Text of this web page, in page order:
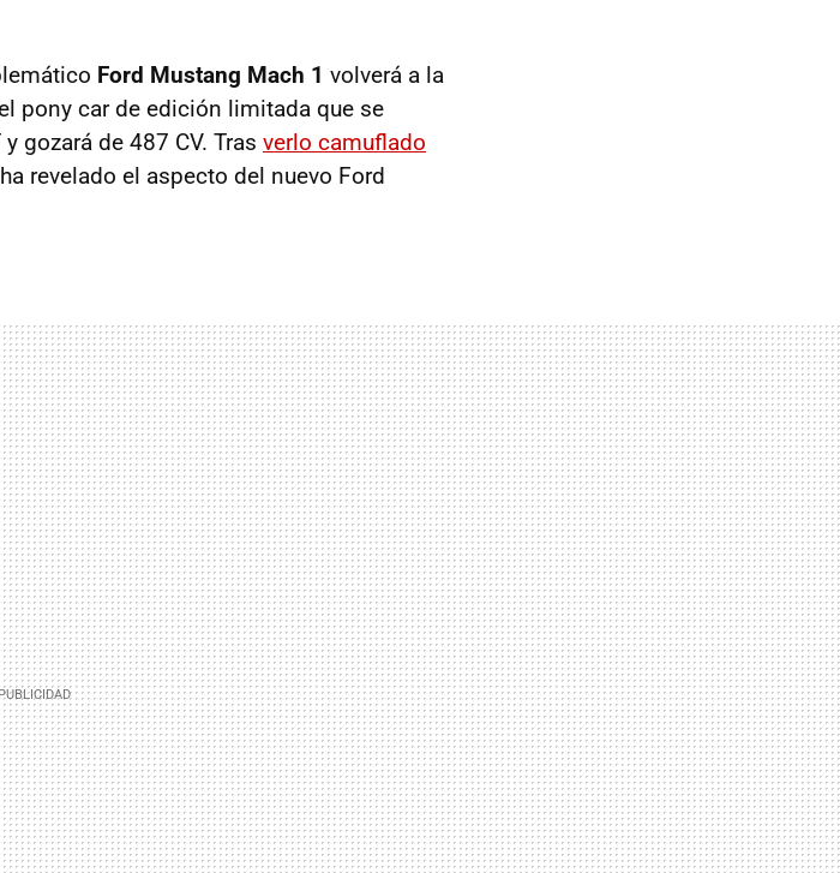
Ford Mustang Mach 1 volverá a la
pony car de edición limitada que se
gozará de 487 CV. Tras verlo camuflado
revelado el aspecto del nuevo Ford